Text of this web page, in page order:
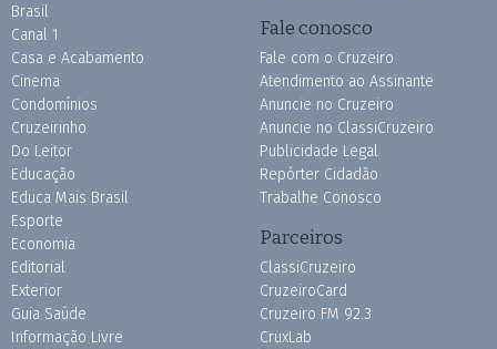
Brasil
Canal 1
Casa e Acabamento
Cinema
Condomínios
Cruzeirinho
Do Leitor
Educação
Educa Mais Brasil
Esporte
Economia
Editorial
Exterior
Guia Saúde
Informação Livre
Fale conosco
Fale com o Cruzeiro
Atendimento ao Assinante
Anuncie no Cruzeiro
Anuncie no ClassiCruzeiro
Publicidade Legal
Repórter Cidadão
Trabalhe Conosco
Parceiros
ClassiCruzeiro
CruzeiroCard
Cruzeiro FM 92.3
CruxLab